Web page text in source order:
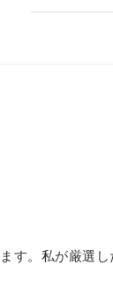
す。私が厳選